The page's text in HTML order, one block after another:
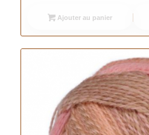
Ajouter au panier